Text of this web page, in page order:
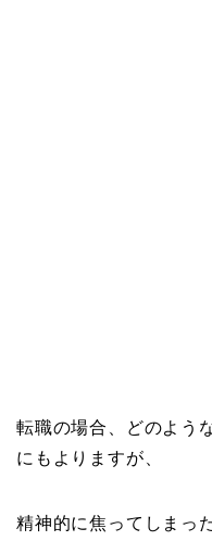
転職の場合、どのよう
にもよりますが、
精神的に焦ってしまっ